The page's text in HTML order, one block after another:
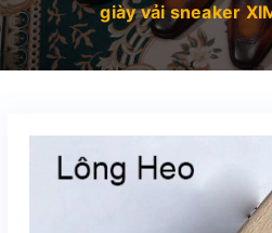
giày vải sneaker